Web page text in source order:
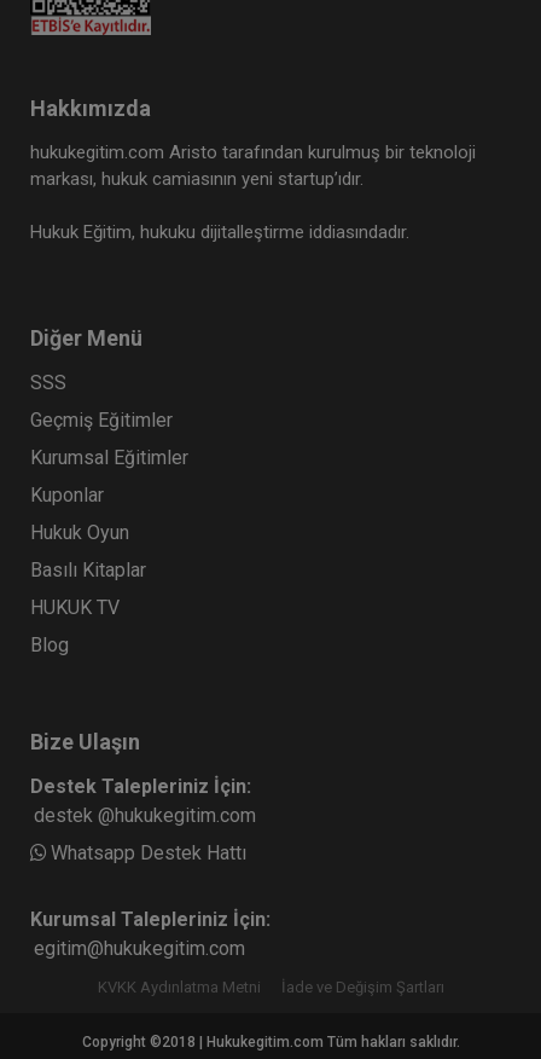
Hakkımızda
hukukegitim.com Aristo tarafından kurulmuş bir teknoloji
markası, hukuk camiasının yeni startup’ıdır.
Hukuk Eğitim, hukuku dijitalleştirme iddiasındadır.
Diğer Menü
SSS
Geçmiş Eğitimler
Kurumsal Eğitimler
Kuponlar
Hukuk Oyun
Basılı Kitaplar
HUKUK TV
Blog
Bize Ulaşın
Destek Talepleriniz İçin:
destek @hukukegitim.com
Whatsapp Destek Hattı
Kurumsal Talepleriniz İçin:
egitim@hukukegitim.com
KVKK Aydınlatma Metni İade ve Değişim Şartları
Copyright ©2018 | Hukukegitim.com Tüm hakları saklıdır.